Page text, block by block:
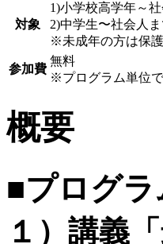
対象
1)小学校高学年～
2)中学生〜社会人
※未成年の方は保
参加費
無料
※プログラム単位
概要
■プログラ
１）講義